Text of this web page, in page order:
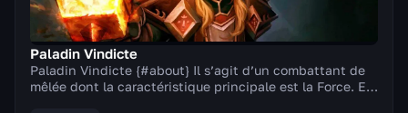
Paladin Vindicte
Paladin Vindicte {#about} Il s’agit d’un combattant de
mêlée dont la caractéristique principale est la Force. En